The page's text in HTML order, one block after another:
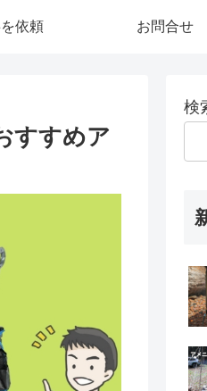
依頼 お問合せ
すすめア
検